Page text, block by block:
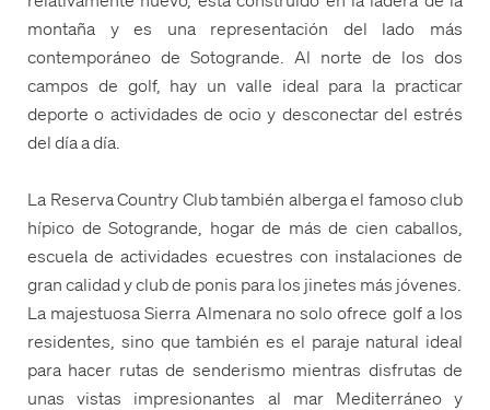
montaña y es una representación del lado más
contemporáneo de Sotogrande. Al norte de los dos
campos de golf, hay un valle ideal para la practicar
deporte o actividades de ocio y desconectar del estrés
del día a día.
La Reserva Country Club también alberga el famoso club
hípico de Sotogrande, hogar de más de cien caballos,
escuela de actividades ecuestres con instalaciones de
gran calidad y club de ponis para los jinetes más jóvenes.
La majestuosa Sierra Almenara no solo ofrece golf a los
residentes, sino que también es el paraje natural ideal
para hacer rutas de senderismo mientras disfrutas de
unas vistas impresionantes al mar Mediterráneo y